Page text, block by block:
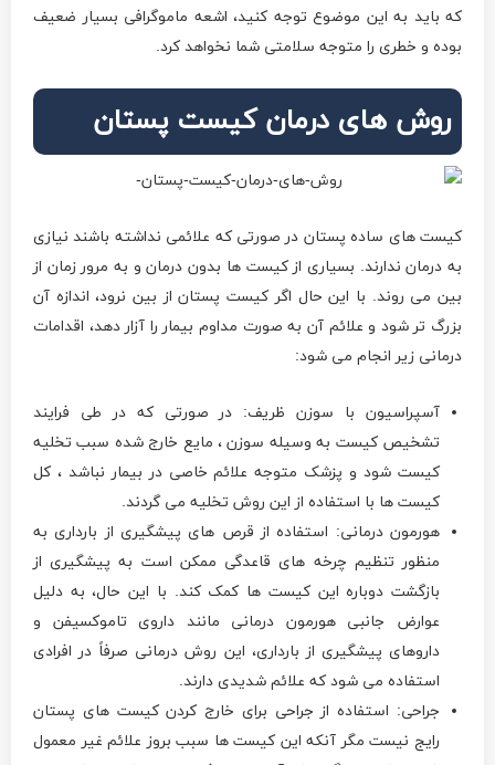
که باید به این موضوع توجه کنید، اشعه ماموگرافی بسیار ضعیف
بوده و خطری را متوجه سلامتی شما نخواهد کرد.
روش های درمان کیست پستان
کیست های ساده پستان در صورتی که علائمی نداشته باشند نیازی
به درمان ندارند. بسیاری از کیست ها بدون درمان و به مرور زمان از
بین می روند. با این حال اگر کیست پستان از بین نرود، اندازه آن
بزرگ تر شود و علائم آن به صورت مداوم بیمار را آزار دهد، اقدامات
درمانی زیر انجام می شود:
آسپراسیون با سوزن ظریف: در صورتی که در طی فرایند
تشخیص کیست به وسیله سوزن ، مایع خارج شده سبب تخلیه
کیست شود و پزشک متوجه علائم خاصی در بیمار نباشد ، کل
کیست ها با استفاده از این روش تخلیه می گردند.
هورمون درمانی: استفاده از قرص های پیشگیری از بارداری به
منظور تنظیم چرخه های قاعدگی ممکن است به پیشگیری از
بازگشت دوباره این کیست ها کمک کند. با این حال، به دلیل
عوارض جانبی هورمون درمانی مانند داروی تاموکسیفن و
داروهای پیشگیری از بارداری، این روش درمانی صرفاً در افرادی
استفاده می شود که علائم شدیدی دارند.
جراحی: استفاده از جراحی برای خارج کردن کیست های پستان
رایج نیست مگر آنکه این کیست ها سبب بروز علائم غیر معمول